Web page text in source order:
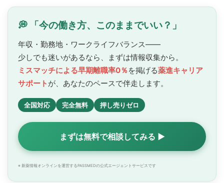
💭 「今の働き方、このままでいい？」
年収・勤務地・ワークライフバランス——
少しでも迷いがあるなら、まずは情報収集から。
ミスマッチによる早期離職率0％を掲げる薬進キャリア
サポート が、あなたのペースで伴走します。
全国対応 完全無料 押し売りゼロ
まずは無料で相談してみる ▶
※ 新薬情報オンラインを運営するPASSMEDの公式エージェントサービスです